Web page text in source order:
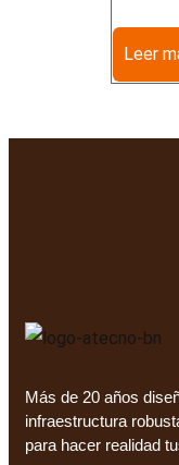
Leer
Más de 20 años
infraestructura
para hacer realidad